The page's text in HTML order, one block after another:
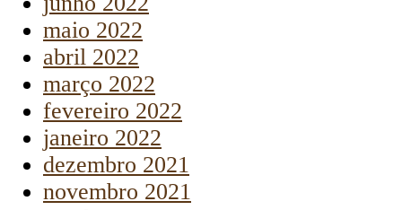
maio 2022
abril 2022
março 2022
fevereiro 2022
janeiro 2022
dezembro 2021
novembro 2021